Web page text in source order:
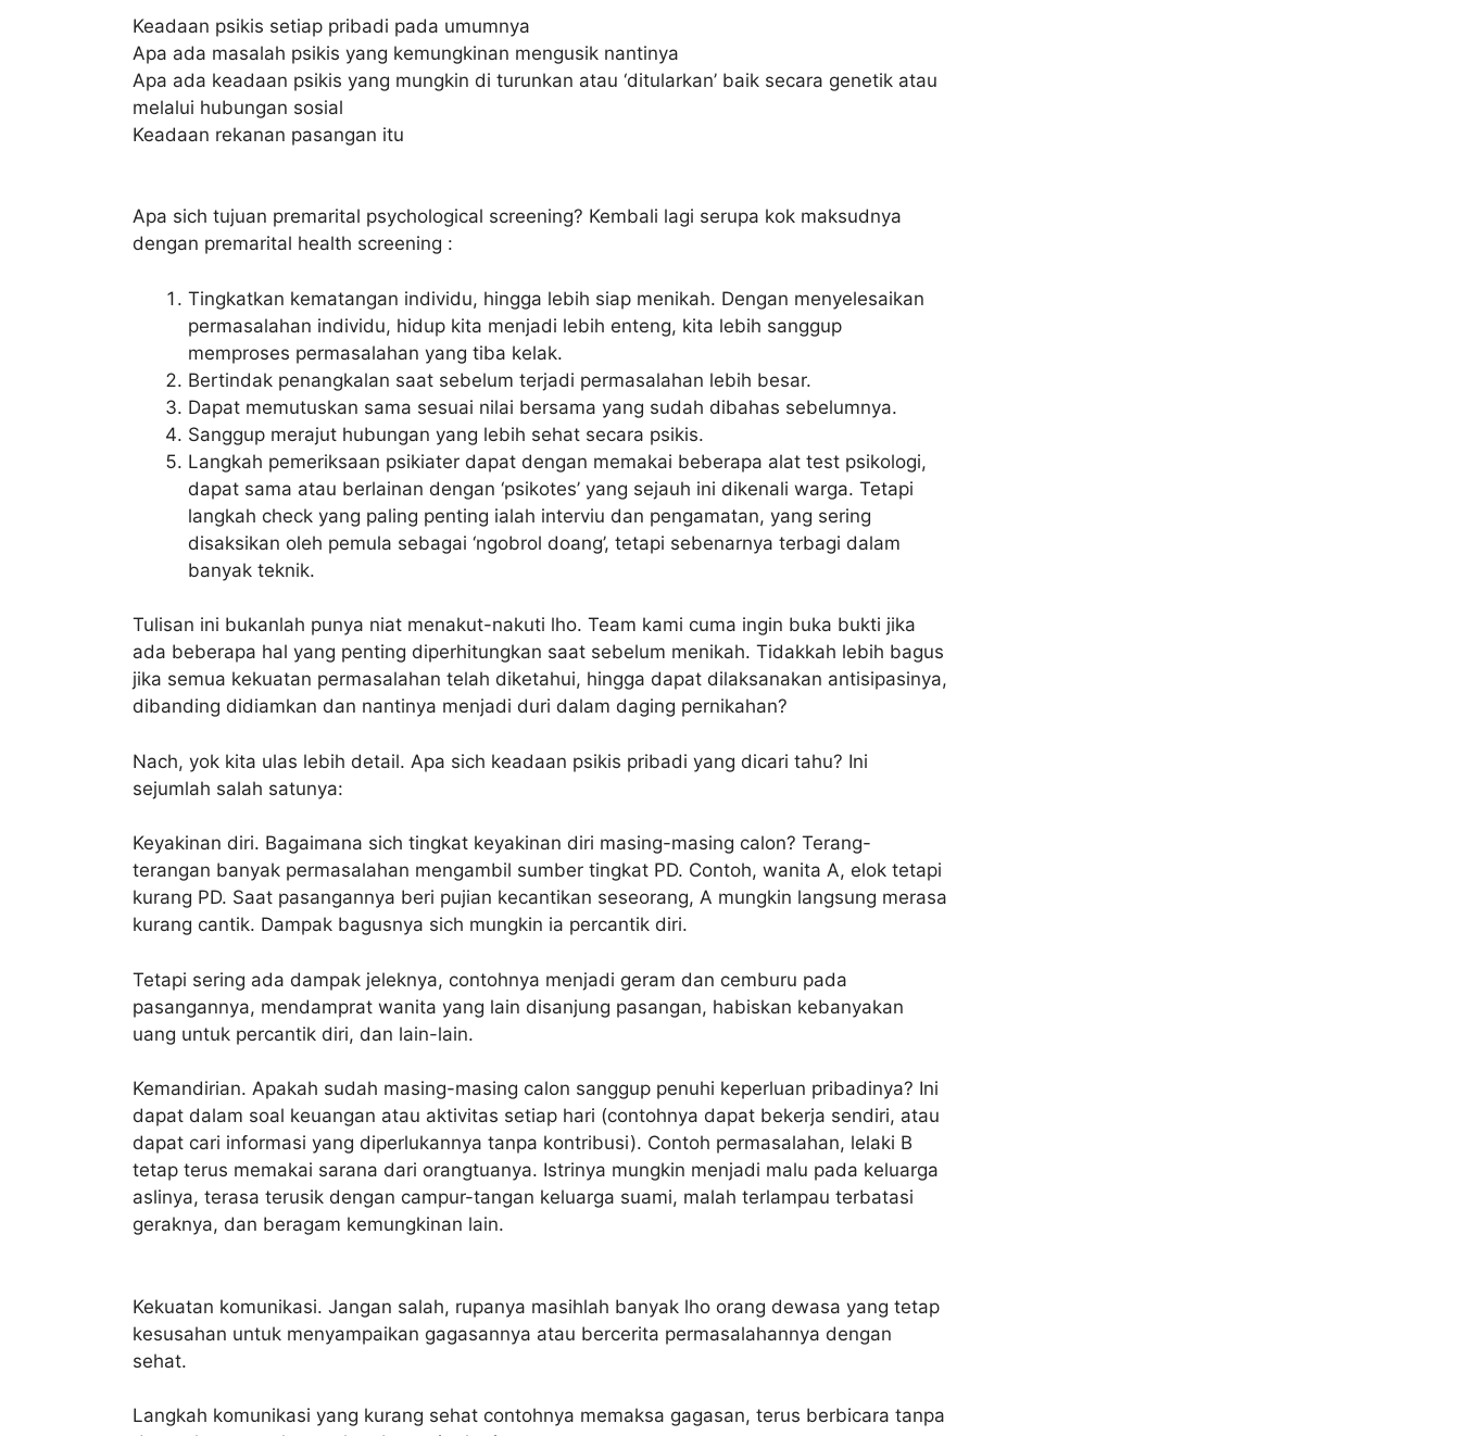
Keadaan psikis setiap pribadi pada umumnya
Apa ada masalah psikis yang kemungkinan mengusik nantinya
Apa ada keadaan psikis yang mungkin di turunkan atau ‘ditularkan’ baik secara genetik atau
melalui hubungan sosial
Keadaan rekanan pasangan itu
Apa sich tujuan premarital psychological screening? Kembali lagi serupa kok maksudnya
dengan premarital health screening :
Tingkatkan kematangan individu, hingga lebih siap menikah. Dengan menyelesaikan
permasalahan individu, hidup kita menjadi lebih enteng, kita lebih sanggup
memproses permasalahan yang tiba kelak.
Bertindak penangkalan saat sebelum terjadi permasalahan lebih besar.
Dapat memutuskan sama sesuai nilai bersama yang sudah dibahas sebelumnya.
Sanggup merajut hubungan yang lebih sehat secara psikis.
Langkah pemeriksaan psikiater dapat dengan memakai beberapa alat test psikologi,
dapat sama atau berlainan dengan ‘psikotes’ yang sejauh ini dikenali warga. Tetapi
langkah check yang paling penting ialah interviu dan pengamatan, yang sering
disaksikan oleh pemula sebagai ‘ngobrol doang’, tetapi sebenarnya terbagi dalam
banyak teknik.
Tulisan ini bukanlah punya niat menakut-nakuti lho. Team kami cuma ingin buka bukti jika
ada beberapa hal yang penting diperhitungkan saat sebelum menikah. Tidakkah lebih bagus
jika semua kekuatan permasalahan telah diketahui, hingga dapat dilaksanakan antisipasinya,
dibanding didiamkan dan nantinya menjadi duri dalam daging pernikahan?
Nach, yok kita ulas lebih detail. Apa sich keadaan psikis pribadi yang dicari tahu? Ini
sejumlah salah satunya:
Keyakinan diri. Bagaimana sich tingkat keyakinan diri masing-masing calon? Terang-
terangan banyak permasalahan mengambil sumber tingkat PD. Contoh, wanita A, elok tetapi
kurang PD. Saat pasangannya beri pujian kecantikan seseorang, A mungkin langsung merasa
kurang cantik. Dampak bagusnya sich mungkin ia percantik diri.
Tetapi sering ada dampak jeleknya, contohnya menjadi geram dan cemburu pada
pasangannya, mendamprat wanita yang lain disanjung pasangan, habiskan kebanyakan
uang untuk percantik diri, dan lain-lain.
Kemandirian. Apakah sudah masing-masing calon sanggup penuhi keperluan pribadinya? Ini
dapat dalam soal keuangan atau aktivitas setiap hari (contohnya dapat bekerja sendiri, atau
dapat cari informasi yang diperlukannya tanpa kontribusi). Contoh permasalahan, lelaki B
tetap terus memakai sarana dari orangtuanya. Istrinya mungkin menjadi malu pada keluarga
aslinya, terasa terusik dengan campur-tangan keluarga suami, malah terlampau terbatasi
geraknya, dan beragam kemungkinan lain.
Kekuatan komunikasi. Jangan salah, rupanya masihlah banyak lho orang dewasa yang tetap
kesusahan untuk menyampaikan gagasannya atau bercerita permasalahannya dengan
sehat.
Langkah komunikasi yang kurang sehat contohnya memaksa gagasan, terus berbicara tanpa